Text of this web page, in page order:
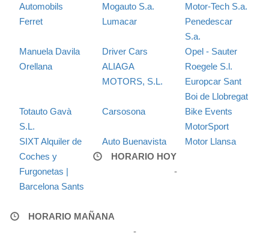
Automobils
Ferret
Mogauto S.a.
Motor-Tech S.a.
Lumacar
Penedescar
S.a.
Manuela Davila
Orellana
Driver Cars
Opel - Sauter
ALIAGA
MOTORS, S.L.
Roegele S.l.
Europcar Sant
Boi de Llobregat
Totauto Gavà
S.L.
Carsosona
Bike Events
MotorSport
SIXT Alquiler de
Coches y
Furgonetas |
Barcelona Sants
Auto Buenavista
Motor Llansa
HORARIO HOY
-
HORARIO MAÑANA
-